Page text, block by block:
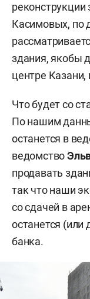
реконструкции
Касимовых, по
здания, якобы
центре
Что будет со
По нашим
останется в
ведомство
продавать
так что наши
со сдачей в
останется
банка.